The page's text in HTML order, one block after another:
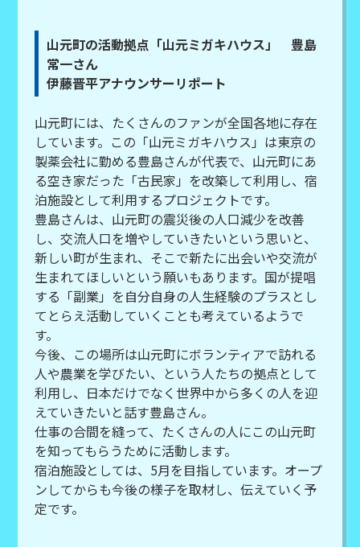
山元町の活動拠点「山元ミガキハウス」 豊島
常一さん
伊藤晋平アナウンサーリポート
山元町には、たくさんのファンが全国各地に存在
しています。この「山元ミガキハウス」は東京の
製薬会社に勤める豊島さんが代表で、山元町にあ
る空き家だった「古民家」を改築して利用し、宿
泊施設として利用するプロジェクトです。
豊島さんは、山元町の震災後の人口減少を改善
し、交流人口を増やしていきたいという思いと、
新しい町が生まれ、そこで新たに出会いや交流が
生まれてほしいという願いもあります。国が提唱
する「副業」を自分自身の人生経験のプラスとし
てとらえ活動していくことも考えているようで
す。
今後、この場所は山元町にボランティアで訪れる
人や農業を学びたい、という人たちの拠点として
利用し、日本だけでなく世界中から多くの人を迎
えていきたいと話す豊島さん。
仕事の合間を縫って、たくさんの人にこの山元町
を知ってもらうために活動します。
宿泊施設としては、5月を目指しています。オープ
ンしてからも今後の様子を取材し、伝えていく予
定です。